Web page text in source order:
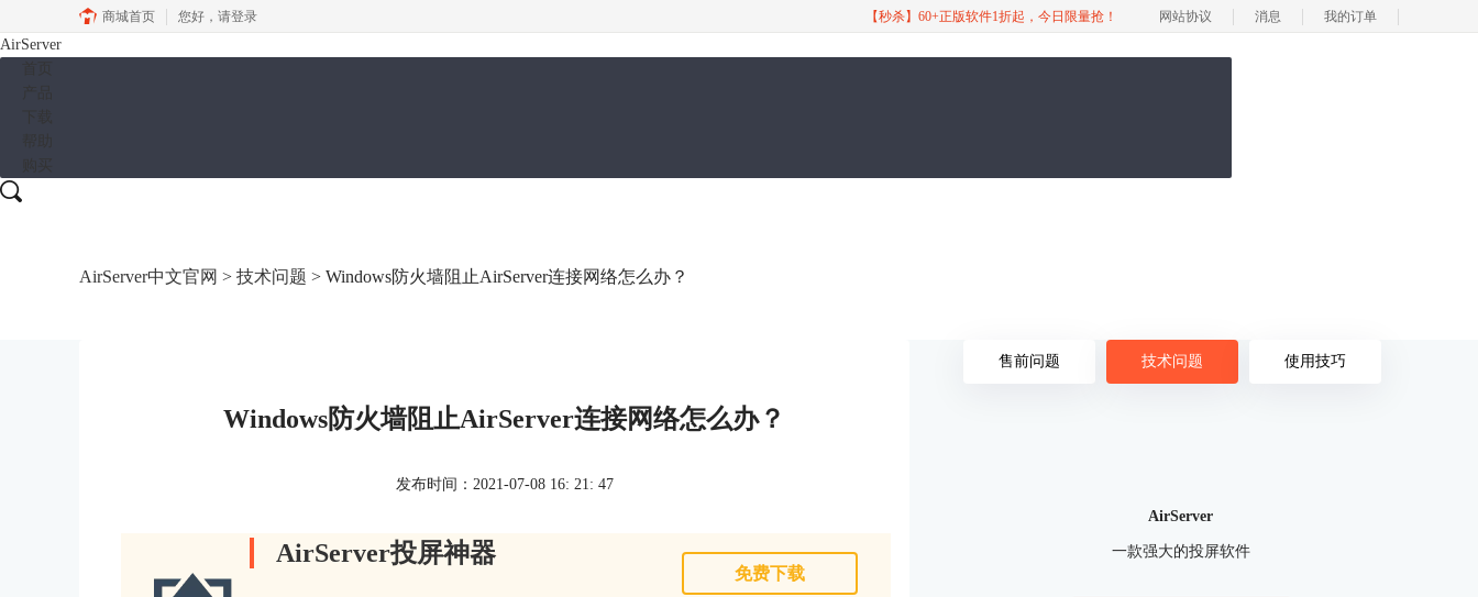
商城首页 您好， 请登录 【秒杀】60+正版软件1折起，今日限量抢！ 网站协议 消息 我的订单
AirServer
AirServer中文官网 > 技术问题 > Windows防火墙阻止AirServer连接网络怎么办？
Windows防火墙阻止AirServer连接网络怎么办？
发布时间：2021-07-08 16: 21: 47
AirServer投屏神器
免费下载
售前问题 技术问题 使用技巧
AirServer
一款强大的投屏软件